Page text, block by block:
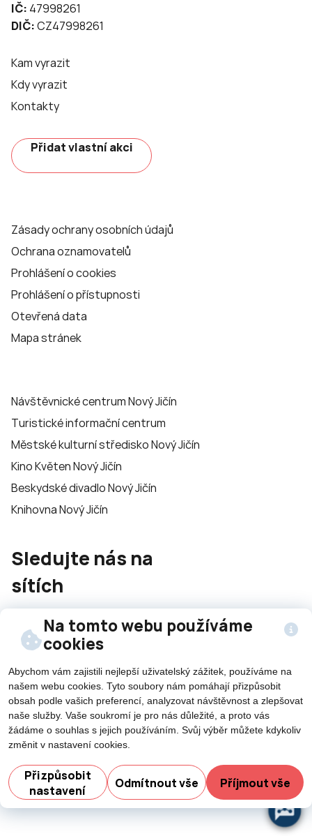
Na tomto webu používáme
cookies
Abychom vám zajistili nejlepší uživatelský zážitek, používáme na
našem webu cookies. Tyto soubory nám pomáhají přizpůsobit
obsah podle vašich preferencí, analyzovat návštěvnost a zlepšovat
naše služby. Vaše soukromí je pro nás důležité, a proto vás
žádáme o souhlas s jejich používáním. Svůj výběr můžete kdykoliv
změnit v nastavení cookies.
Přizpůsobit
nastavení
Odmítnout vše Příjmout vše
IČ: 47998261
DIČ:CZ47998261
Kam vyrazit
Kdy vyrazit
Kontakty
Přidat vlastní akci
Zásady ochrany osobních údajů
Ochrana oznamovatelů
Prohlášení o cookies
Prohlášení o přístupnosti
Otevřená data
Mapa stránek
Návštěvnické centrum Nový Jičín
Turistické informační centrum
Městské kulturní středisko Nový Jičín
Kino Květen Nový Jičín
Beskydské divadlo Nový Jičín
Knihovna Nový Jičín
Sledujte nás na
sítích
©2026 Všechna práva vyhrazena - použití obsahu či
jeho části je umožněn pouze se souhlasem města Nový
Jičín.
Created by
Potřebujete poradit?